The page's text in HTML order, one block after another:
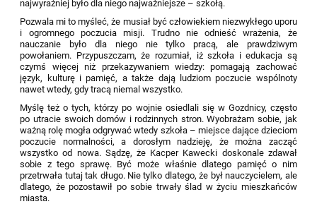
najwyraźniej było dla niego najważniejsze – szkołą.
Pozwala mi to myśleć, że musiał być człowiekiem niezwykłego uporu
i ogromnego poczucia misji. Trudno nie odnieść wrażenia, że
nauczanie było dla niego nie tylko pracą, ale prawdziwym
powołaniem. Przypuszczam, że rozumiał, iż szkoła i edukacja są
czymś więcej niż przekazywaniem wiedzy: pomagają zachować
język, kulturę i pamięć, a także dają ludziom poczucie wspólnoty
nawet wtedy, gdy tracą niemal wszystko.
Myślę też o tych, którzy po wojnie osiedlali się w Gozdnicy, często
po utracie swoich domów i rodzinnych stron. Wyobrażam sobie, jak
ważną rolę mogła odgrywać wtedy szkoła – miejsce dające dzieciom
poczucie normalności, a dorosłym nadzieję, że można zacząć
wszystko od nowa. Sądzę, że Kacper Kawecki doskonale zdawał
sobie z tego sprawę. Być może właśnie dlatego pamięć o nim
przetrwała tutaj tak długo. Nie tylko dlatego, że był nauczycielem, ale
dlatego, że pozostawił po sobie trwały ślad w życiu mieszkańców
miasta.